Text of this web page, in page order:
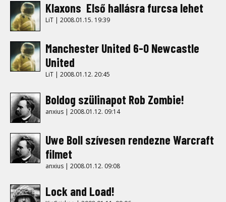
Klaxons  Első hallásra furcsa lehet
LiT | 2008.01.15. 19:39
Manchester United 6-0 Newcastle
United
LiT | 2008.01.12. 20:45
Boldog szülinapot Rob Zombie!
anxius | 2008.01.12. 09:14
Uwe Boll szívesen rendezne Warcraft
filmet
anxius | 2008.01.12. 09:08
Lock and Load!